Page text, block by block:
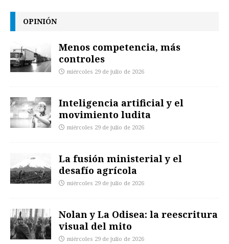
OPINIÓN
Menos competencia, más
controles
miércoles 29 de julio de 2026
Inteligencia artificial y el
movimiento ludita
miércoles 29 de julio de 2026
La fusión ministerial y el
desafío agrícola
miércoles 29 de julio de 2026
Nolan y La Odisea: la reescritura
visual del mito
miércoles 29 de julio de 2026